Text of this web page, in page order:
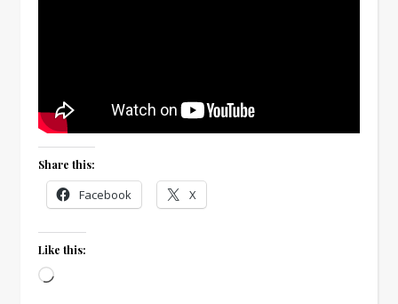
Share this:
Facebook X
Like this:
Loading…